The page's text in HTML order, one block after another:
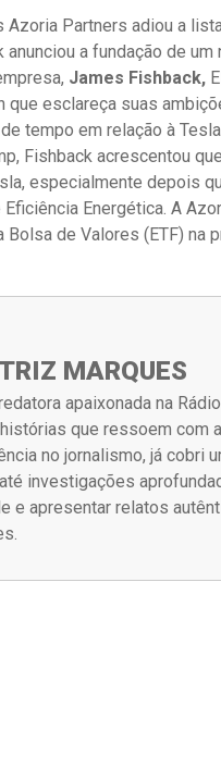
Partners adiou a
a fundação de
James Fishback,
que esclareça suas
tempo em relação à
Fishback acrescentou
especialmente depois
Energética. A
de Valores (ETF) na
MARQUES
apaixonada na
que ressoem com
no jornalismo, já cobri
investigações
e apresentar relatos